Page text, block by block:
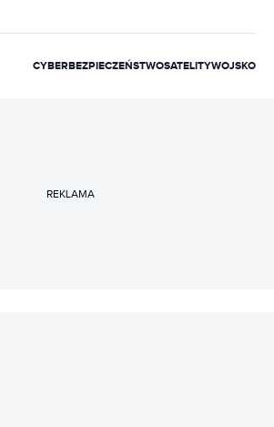
CYBERBEZPIECZEŃSTWOSATELITYWOJSKO
REKLAMA